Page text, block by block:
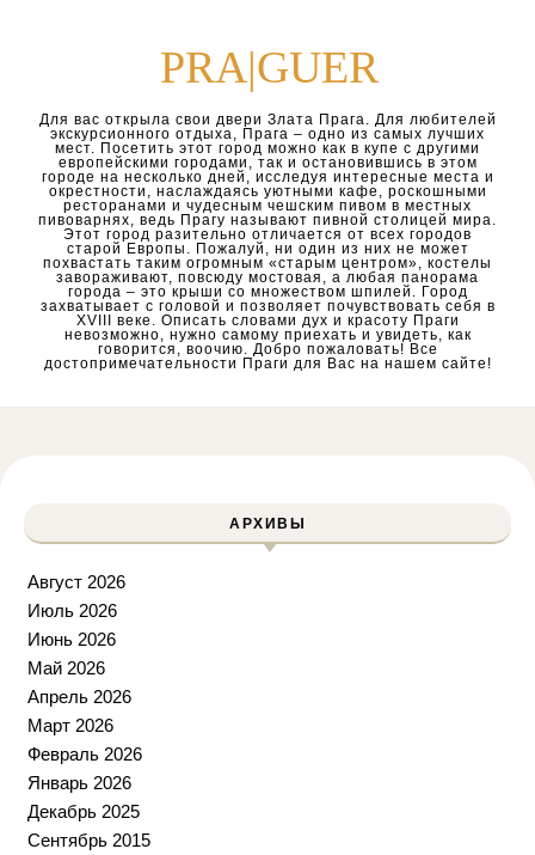
PRA|GUER
Для вас открыла свои двери Злата Прага. Для любителей
экскурсионного отдыха, Прага – одно из самых лучших
мест. Посетить этот город можно как в купе с другими
европейскими городами, так и остановившись в этом
городе на несколько дней, исследуя интересные места и
окрестности, наслаждаясь уютными кафе, роскошными
ресторанами и чудесным чешским пивом в местных
пивоварнях, ведь Прагу называют пивной столицей мира.
Этот город разительно отличается от всех городов
старой Европы. Пожалуй, ни один из них не может
похвастать таким огромным «старым центром», костелы
завораживают, повсюду мостовая, а любая панорама
города – это крыши со множеством шпилей. Город
захватывает с головой и позволяет почувствовать себя в
XVIII веке. Описать словами дух и красоту Праги
невозможно, нужно самому приехать и увидеть, как
говорится, воочию. Добро пожаловать! Все
достопримечательности Праги для Вас на нашем сайте!
АРХИВЫ
Август 2026
Июль 2026
Июнь 2026
Май 2026
Апрель 2026
Март 2026
Февраль 2026
Январь 2026
Декабрь 2025
Сентябрь 2015